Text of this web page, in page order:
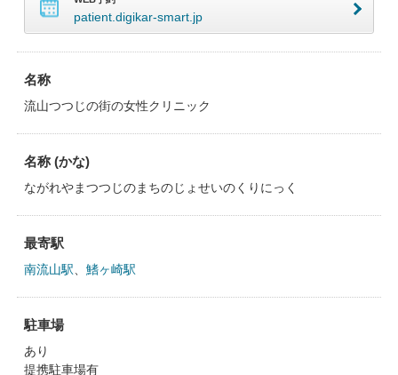
patient.digikar-smart.jp
名称
流山つつじの街の女性クリニック
名称 (かな)
ながれやまつつじのまちのじょせいのくりにっく
最寄駅
南流山駅 鰭ヶ崎駅
駐車場
あり
提携駐車場有